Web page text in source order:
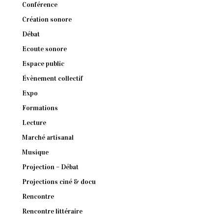
Conférence
Création sonore
Débat
Ecoute sonore
Espace public
Évènement collectif
Expo
Formations
Lecture
Marché artisanal
Musique
Projection – Débat
Projections ciné & docu
Rencontre
Rencontre littéraire